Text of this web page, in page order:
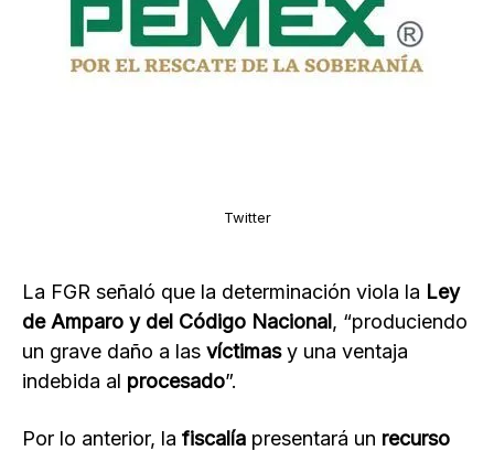
Twitter
La FGR señaló que la determinación viola la Ley
de Amparo y del Código Nacional, “produciendo
un grave daño a las víctimasy una ventaja
indebida al procesado”.
Por lo anterior, la fiscalía presentará un recurso